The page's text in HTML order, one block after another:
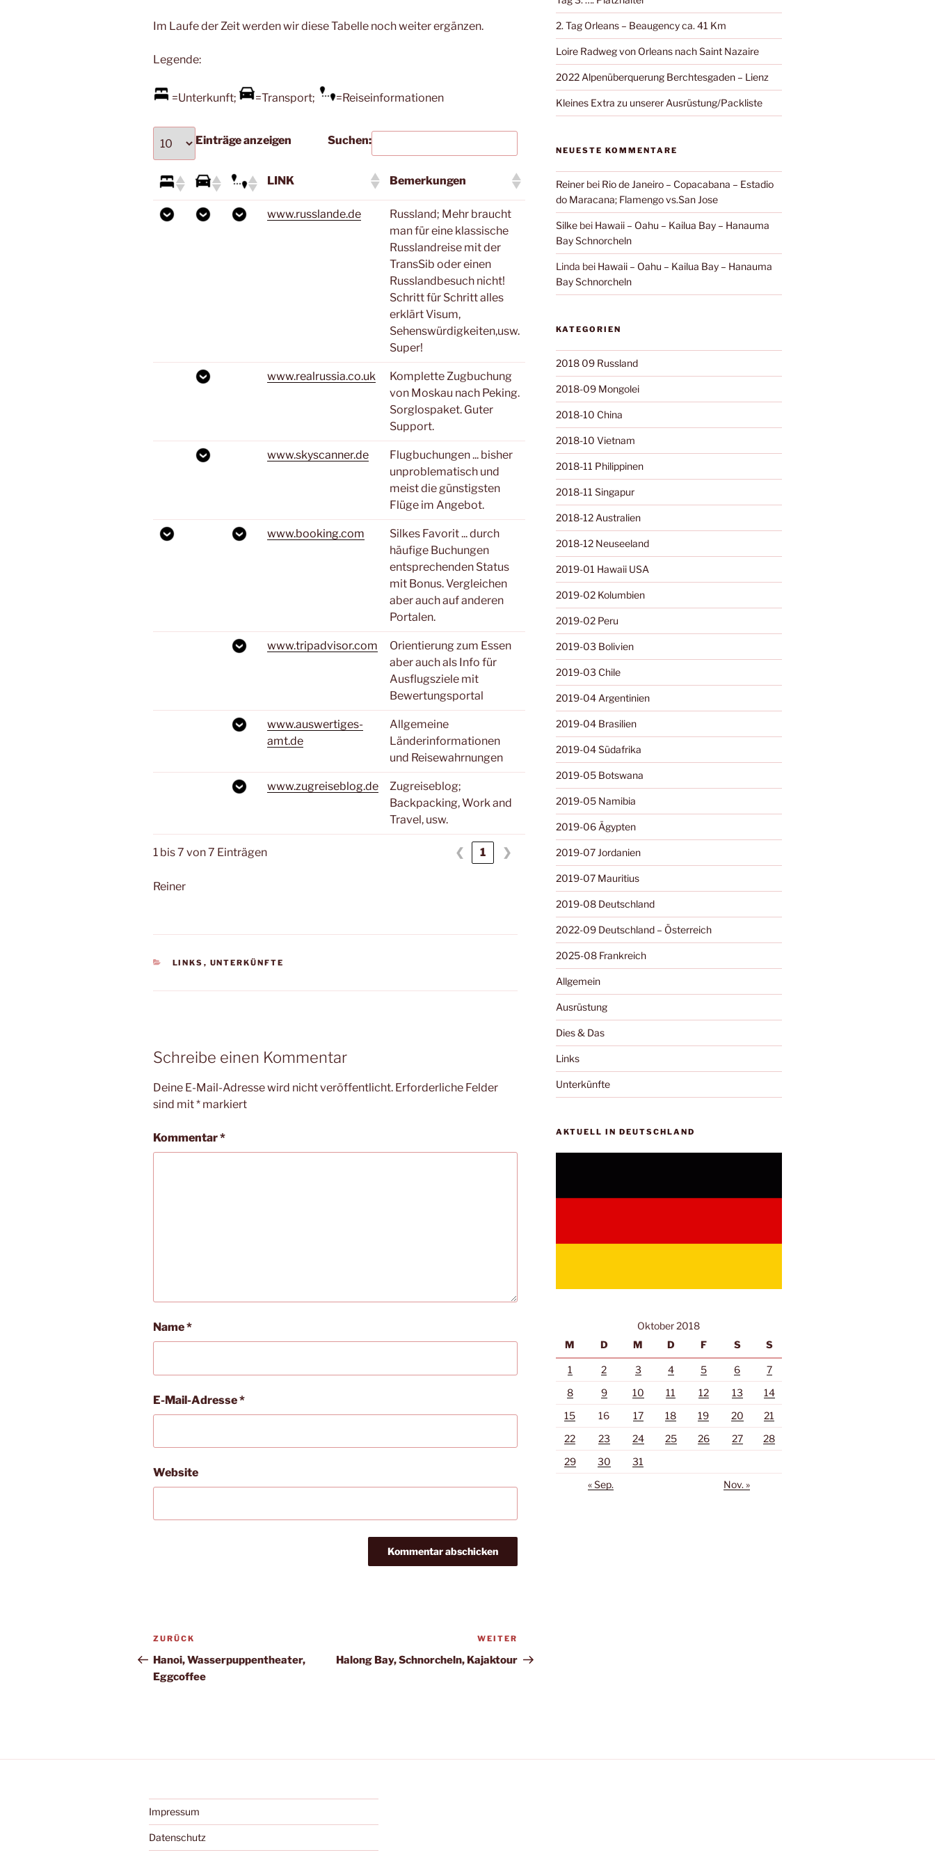
Im Laufe der Zeit werden wir diese Tabelle noch weiter ergänzen.
Legende:
=Unterkunft; =Transport; =Reiseinformationen
Einträge anzeigen Suchen:
LINK Bemerkungen
www.russlande.de
Russland; Mehr braucht
man für eine klassische
Russlandreise mit der
TransSib oder einen
Russlandbesuch nicht!
Schritt für Schritt alles
erklärt Visum,
Sehenswürdigkeiten,usw.
Super!
www.realrussia.co.uk
Komplette Zugbuchung
von Moskau nach Peking.
Sorglospaket. Guter
Support.
www.skyscanner.de
Flugbuchungen ... bisher
unproblematisch und
meist die günstigsten
Flüge im Angebot.
www.booking.com
Silkes Favorit ... durch
häufige Buchungen
entsprechenden Status
mit Bonus. Vergleichen
aber auch auf anderen
Portalen.
www.tripadvisor.com
Orientierung zum Essen
aber auch als Info für
Ausflugsziele mit
Bewertungsportal
www.auswertiges-
amt.de
Allgemeine
Länderinformationen
und Reisewahrnungen
www.zugreiseblog.de
Zugreiseblog;
Backpacking, Work and
Travel, usw.
1 bis 7 von 7 Einträgen ❮ 1 ❯
Reiner
KATEGORIEN
LINKS , UNTERKÜNFTE
Schreibe einen Kommentar
Deine E-Mail-Adresse wird nicht veröffentlicht. Erforderliche Felder
sind mit* markiert
Kommentar*
Name*
E-Mail-Adresse*
Website
Beitragsnavigation
Vorheriger
Beitrag
ZURÜCK
Hanoi, Wasserpuppentheater,
Eggcoffee
Beitrag
WEITER
Halong Bay, Schnorcheln, Kajaktour
2. Tag Orleans – Beaugency ca. 41 Km
Loire Radweg von Orleans nach Saint Nazaire
2022 Alpenüberquerung Berchtesgaden – Lienz
Kleines Extra zu unserer Ausrüstung/Packliste
NEUESTE KOMMENTARE
Reinerbei Rio de Janeiro – Copacabana – Estadio
do Maracana; Flamengo vs.San Jose
Silkebei Hawaii – Oahu – Kailua Bay – Hanauma
Bay Schnorcheln
Linda bei Hawaii – Oahu – Kailua Bay – Hanauma
Bay Schnorcheln
KATEGORIEN
2018 09 Russland
2018-09 Mongolei
2018-10 China
2018-10 Vietnam
2018-11 Philippinen
2018-11 Singapur
2018-12 Australien
2018-12 Neuseeland
2019-01 Hawaii USA
2019-02 Kolumbien
2019-02 Peru
2019-03 Bolivien
2019-03 Chile
2019-04 Argentinien
2019-04 Brasilien
2019-04 Südafrika
2019-05 Botswana
2019-05 Namibia
2019-06 Ägypten
2019-07 Jordanien
2019-07 Mauritius
2019-08 Deutschland
2022-09 Deutschland – Österreich
2025-08 Frankreich
Allgemein
Ausrüstung
Dies & Das
Links
Unterkünfte
AKTUELL IN DEUTSCHLAND
Oktober 2018
M
D M D F S S
1 2 3 4 5 6
7
8
9 10 11 12 13
14
15
16 17 18 19 20
21
22
23 24 25 26 27
28
29
30
31
« Sep.
Nov. »
Impressum
Datenschutz